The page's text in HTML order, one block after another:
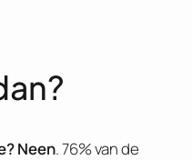
Neen. 76% van de